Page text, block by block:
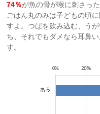
74％が魚の骨が喉に刺さっ
ごはん丸のみは子どもの頃
すよ。つばを飲み込む、う
ち、それでもダメなら耳鼻
す。